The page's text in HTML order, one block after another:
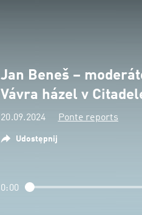
Jan Beneš –
Vávra házel v
20.09.2024 Ponte reports
Udostępnij
0:00